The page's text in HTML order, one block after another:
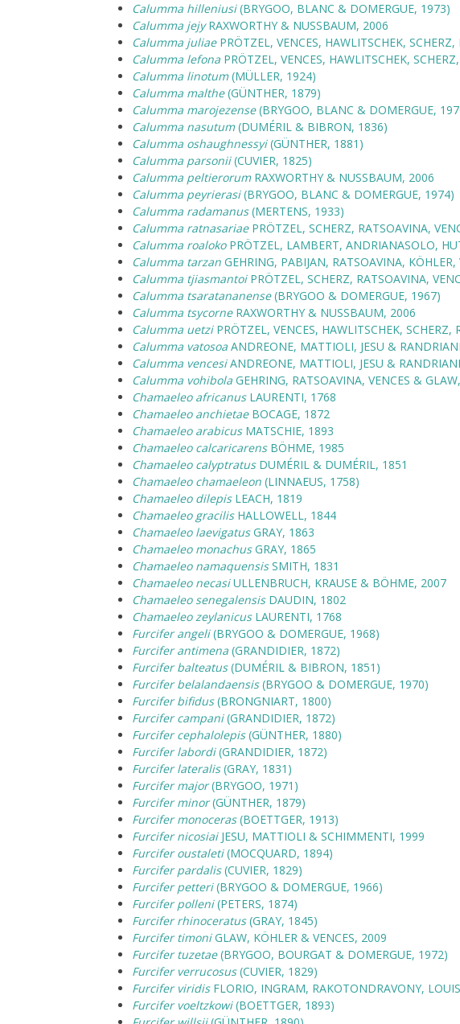
Calumma hilleniusi(BRYGOO, BLANC & DOMERGUE, 1973)
Calumma jejyRAXWORTHY & NUSSBAUM, 2006
Calumma juliaePRÖTZEL, VENCES, HAWLITSCHEK,
Calumma lefonaPRÖTZEL, VENCES, HAWLITSCHEK,
Calumma linotum(MÜLLER, 1924)
Calumma malthe(GÜNTHER, 1879)
Calumma marojezense(BRYGOO, BLANC & DOMERGUE,
Calumma nasutum(DUMÉRIL & BIBRON, 1836)
Calumma oshaughnessyi(GÜNTHER, 1881)
Calumma parsonii(CUVIER, 1825)
Calumma peltierorumRAXWORTHY & NUSSBAUM, 2006
Calumma peyrierasi(BRYGOO, BLANC & DOMERGUE, 1974)
Calumma radamanus(MERTENS, 1933)
Calumma ratnasariaePRÖTZEL, SCHERZ, RATSOAVINA,
Calumma roalokoPRÖTZEL, LAMBERT, ANDRIANASOLO,
Calumma tarzanGEHRING, PABIJAN, RATSOAVINA,
Calumma tjiasmantoiPRÖTZEL, SCHERZ, RATSOAVINA,
Calumma tsaratananense(BRYGOO & DOMERGUE, 1967)
Calumma tsycorneRAXWORTHY & NUSSBAUM, 2006
Calumma uetziPRÖTZEL, VENCES, HAWLITSCHEK,
Calumma vatosoaANDREONE, MATTIOLI, JESU &
Calumma vencesiANDREONE, MATTIOLI, JESU &
Calumma vohibolaGEHRING, RATSOAVINA, VENCES &
Chamaeleo africanusLAURENTI, 1768
Chamaeleo anchietaeBOCAGE, 1872
Chamaeleo arabicusMATSCHIE, 1893
Chamaeleo calcaricarensBÖHME, 1985
Chamaeleo calyptratusDUMÉRIL & DUMÉRIL, 1851
Chamaeleo chamaeleon(LINNAEUS, 1758)
Chamaeleo dilepisLEACH, 1819
Chamaeleo gracilisHALLOWELL, 1844
Chamaeleo laevigatusGRAY, 1863
Chamaeleo monachusGRAY, 1865
Chamaeleo namaquensisSMITH, 1831
Chamaeleo necasiULLENBRUCH, KRAUSE & BÖHME, 2007
Chamaeleo senegalensisDAUDIN, 1802
Chamaeleo zeylanicusLAURENTI, 1768
Furcifer angeli(BRYGOO & DOMERGUE, 1968)
Furcifer antimena(GRANDIDIER, 1872)
Furcifer balteatus(DUMÉRIL & BIBRON, 1851)
Furcifer belalandaensis(BRYGOO & DOMERGUE, 1970)
Furcifer bifidus(BRONGNIART, 1800)
Furcifer campani(GRANDIDIER, 1872)
Furcifer cephalolepis(GÜNTHER, 1880)
Furcifer labordi(GRANDIDIER, 1872)
Furcifer lateralis(GRAY, 1831)
Furcifer major(BRYGOO, 1971)
Furcifer minor(GÜNTHER, 1879)
Furcifer monoceras(BOETTGER, 1913)
Furcifer nicosiaiJESU, MATTIOLI & SCHIMMENTI, 1999
Furcifer oustaleti(MOCQUARD, 1894)
Furcifer pardalis(CUVIER, 1829)
Furcifer petteri(BRYGOO & DOMERGUE, 1966)
Furcifer polleni(PETERS, 1874)
Furcifer rhinoceratus(GRAY, 1845)
Furcifer timoniGLAW, KÖHLER & VENCES, 2009
Furcifer tuzetae(BRYGOO, BOURGAT & DOMERGUE, 1972)
Furcifer verrucosus(CUVIER, 1829)
Furcifer viridisFLORIO, INGRAM, RAKOTONDRAVONY,
Furcifer voeltzkowi(BOETTGER, 1893)